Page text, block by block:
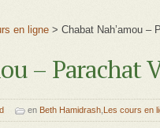
en ligne > Chabat Nah’amou –
– Parachat
en Beth Hamidrash Les cours en